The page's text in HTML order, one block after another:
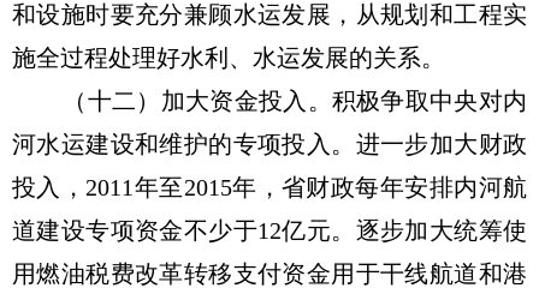
和设施时要充分兼顾水运发展，从规划和工程实
施全过程处理好水利、水运发展的关系。
（十二）加大资金投入。积极争取中央对内
河水运建设和维护的专项投入。进一步加大财政
投入，2011年至2015年，省财政每年安排内河航
道建设专项资金不少于12亿元。逐步加大统筹使
用燃油税费改革转移支付资金用于干线航道和港